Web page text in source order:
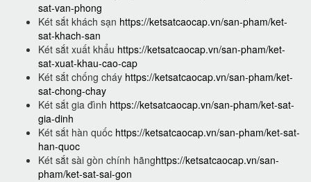
sat-van-phong
Két sắt khách sạn https://ketsatcaocap.vn/san-pham/ket-
sat-khach-san
Két sắt xuất khẩu https://ketsatcaocap.vn/san-pham/ket-
sat-xuat-khau-cao-cap
Két sắt chống cháy https://ketsatcaocap.vn/san-pham/ket-
sat-chong-chay
Két sắt gia đình https://ketsatcaocap.vn/san-pham/ket-sat-
gia-dinh
Két sắt hàn quốc https://ketsatcaocap.vn/san-pham/ket-sat-
han-quoc
Két sắt sài gòn chính hãnghttps://ketsatcaocap.vn/san-
pham/ket-sat-sai-gon